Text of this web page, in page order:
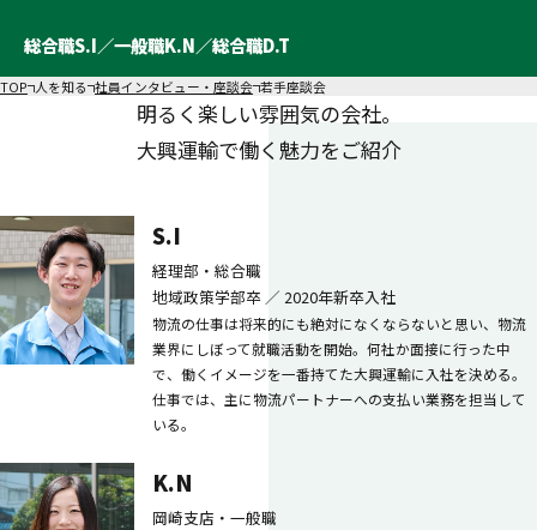
社員インタビュー・座談会
社員インタビュー／事務職（総合職）
社員インタビュー／乗務職（トラックドライバー・班長）
社員インタビュー／乗務職（トラックドライバー）
社員インタビュー／業務職（倉庫作業員・班長）
若手座談会
環境を知る
福利厚生
キャリアパス
家族が安心する会社
総合職S.I／一般職K.N／総合職D.T
TOP 人を知る 社員インタビュー・座談会 若手座談会
明るく楽しい雰囲気の会社。
大興運輸で働く魅力をご紹介
S.I
経理部・総合職
地域政策学部卒 ／ 2020年新卒入社
物流の仕事は将来的にも絶対になくならないと思い、物流
業界にしぼって就職活動を開始。何社か面接に行った中
で、働くイメージを一番持てた大興運輸に入社を決める。
仕事では、主に物流パートナーへの支払い業務を担当して
いる。
K.N
岡崎支店・一般職